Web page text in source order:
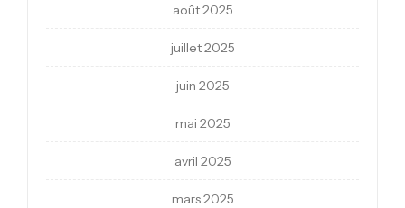
août 2025
juillet 2025
juin 2025
mai 2025
avril 2025
mars 2025